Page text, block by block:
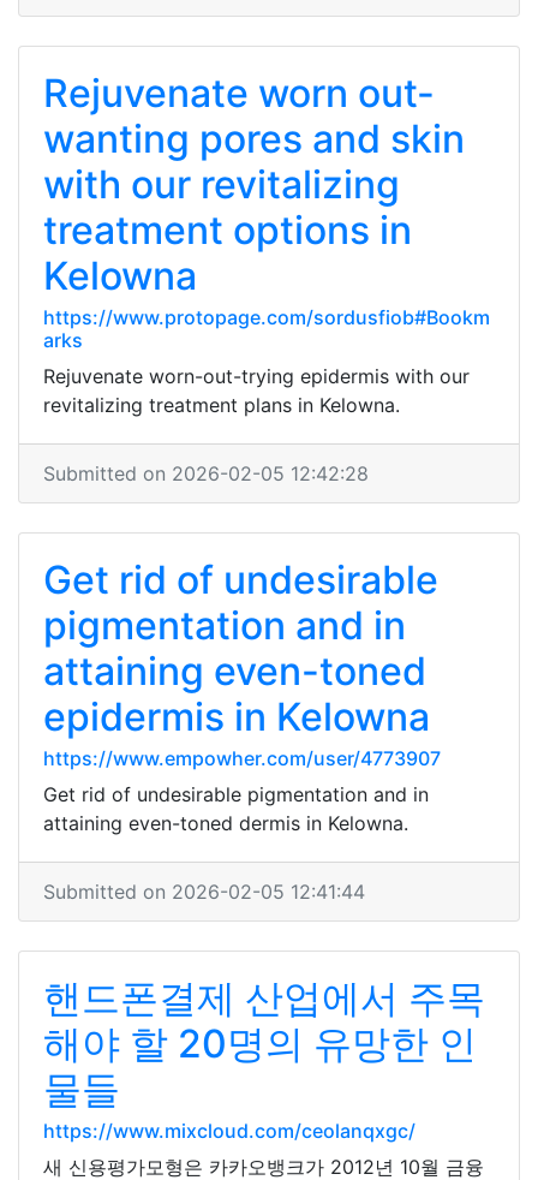
Rejuvenate worn out-
wanting pores and skin
with our revitalizing
treatment options in
Kelowna
https://www.protopage.com/sordusfiob#Bookm
arks
Rejuvenate worn-out-trying epidermis with our
revitalizing treatment plans in Kelowna.
Submitted on 2026-02-05 12:42:28
Get rid of undesirable
pigmentation and in
attaining even-toned
epidermis in Kelowna
https://www.empowher.com/user/4773907
Get rid of undesirable pigmentation and in
attaining even-toned dermis in Kelowna.
Submitted on 2026-02-05 12:41:44
핸드폰결제 산업에서 주목
해야 할 20명의 유망한 인
물들
https://www.mixcloud.com/ceolanqxgc/
새 신용평가모형은 카카오뱅크가 2012년 10월 금융